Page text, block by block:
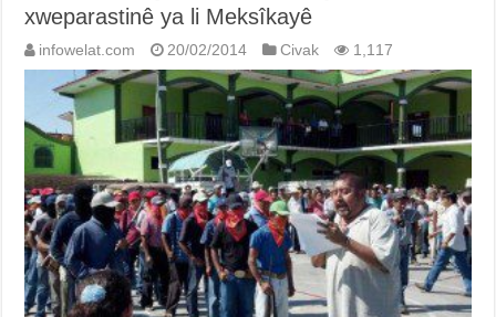
xweparastinê ya li Meksîkayê
infowelat.com 20/02/2014 Civak 1,117